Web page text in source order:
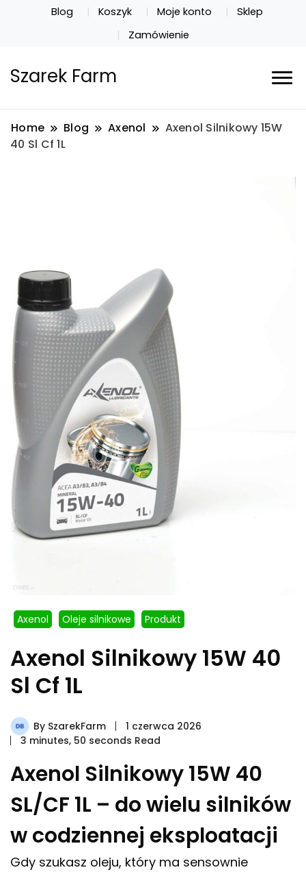
Blog Koszyk Moje konto
Sklep
Zamówienie
Szarek Farm
Home Blog Axenol
Axenol Silnikowy 15W
40 Sl Cf 1L
Axenol Oleje silnikowe Produkt
Axenol Silnikowy 15W 40
Sl Cf 1L
By SzarekFarm
1 czerwca 2026
3 minutes, 50 seconds Read
Axenol Silnikowy 15W 40
SL/CF 1L – do wielu silników
w codziennej eksploatacji
Gdy szukasz oleju, który ma sensownie